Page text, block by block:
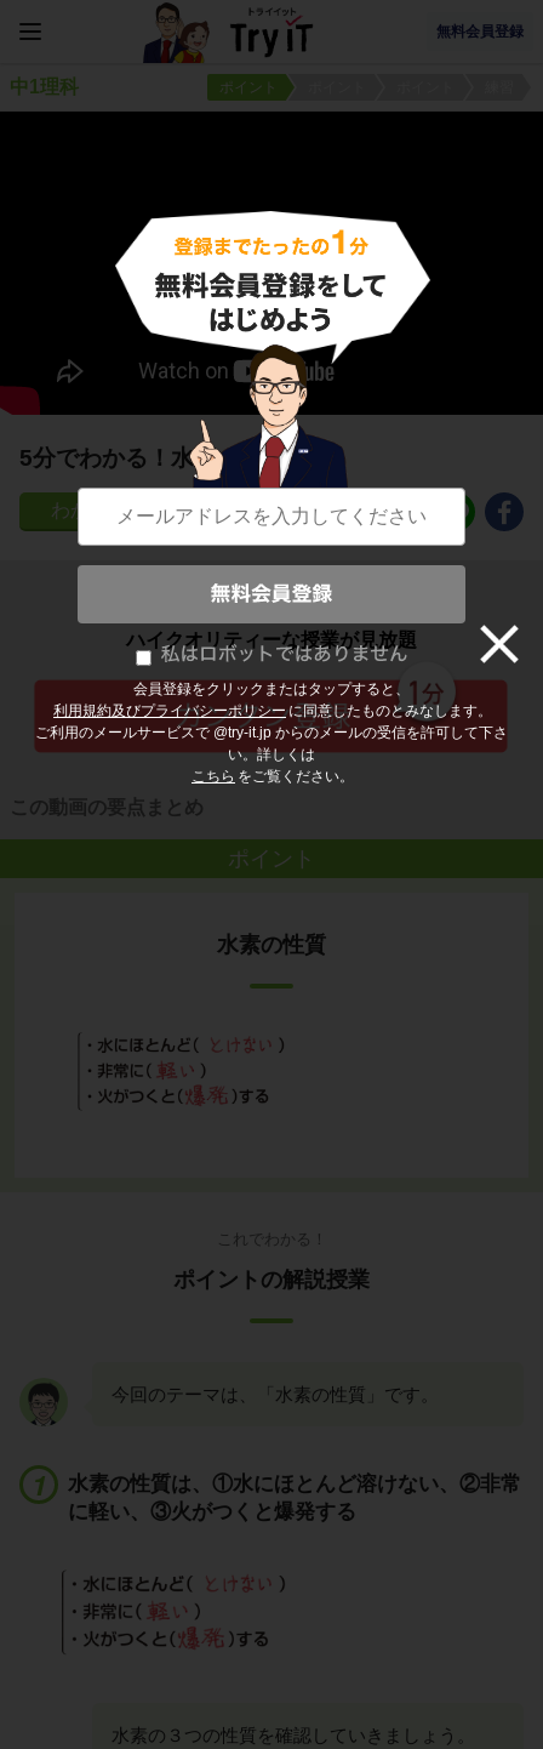
無料会員登録
会員登録をクリックまたはタップすると、
利用規約及びプライバシーポリシー に同意したものとみなします。
ご利用のメールサービスで @try-it.jp からのメールの受信を許可して下さ
い。詳しくは
こちら をご覧ください。
中1理科 ポイント
5分でわかる！水素の性質
795
子どもの勉強から大人の学び直しまで
ハイクオリティーな授業が見放題
この動画の要点まとめ
ポイント
水素の性質
これでわかる！
ポイントの解説授業
今回のテーマは、「水素の性質」です。
水素の性質は、①水にほとんど溶けない、②非常
に軽い、③火がつくと爆発する
水素の３つの性質を確認していきましょう。